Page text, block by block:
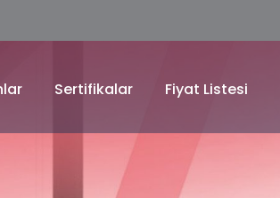
Sertifikalar Fiyat Listesi